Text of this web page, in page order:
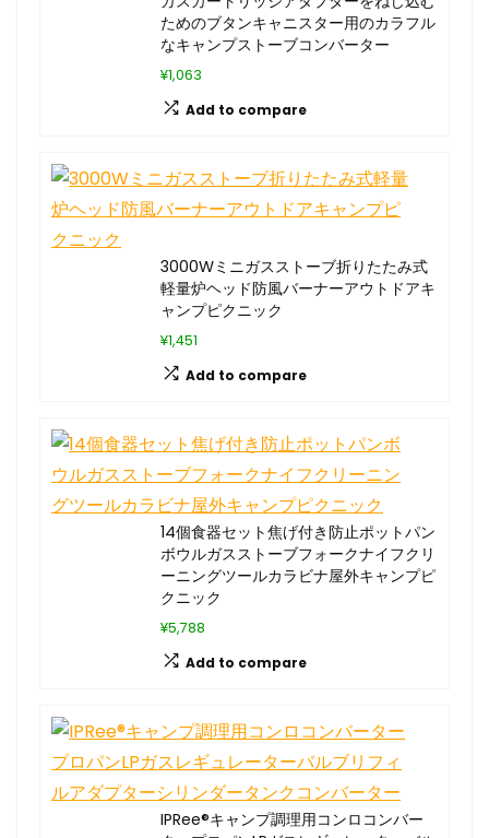
ためのブタンキャニスター用のカラフル
なキャンプストーブコンバーター
¥1,063
Add to compare
3000Wミニガスストーブ折りたたみ式
軽量炉ヘッド防風バーナーアウトドアキ
ャンプピクニック
¥1,451
Add to compare
14個食器セット焦げ付き防止ポットパン
ボウルガスストーブフォークナイフクリ
ーニングツールカラビナ屋外キャンプピ
クニック
¥5,788
Add to compare
IPRee®キャンプ調理用コンロコンバー